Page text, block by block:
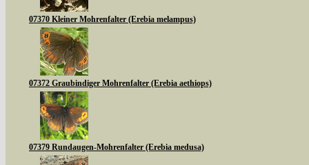
07370 Kleiner Mohrenfalter (Erebia melampus)
07372 Graubindiger Mohrenfalter (Erebia aethiops)
07379 Rundaugen-Mohrenfalter (Erebia medusa)